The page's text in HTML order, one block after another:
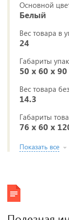
Основной
Белый
Вес товара в
24
Габариты
50 x 60 x 90
Вес товара
14.3
Габариты
76 x 60 x
Показать все